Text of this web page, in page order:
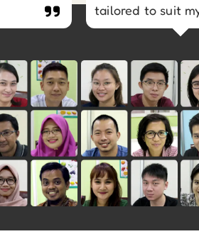
tailored to suit